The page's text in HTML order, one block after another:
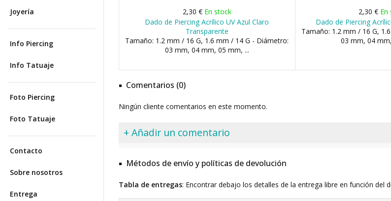
Joyería
Info Piercing
Info Tatuaje
Foto Piercing
Foto Tatuaje
Contacto
Sobre nosotros
Entrega
2,30 € En stock
Dado de Piercing Acrílico UV Azul Claro
Transparente
Tamaño: 1.2 mm / 16 G, 1.6 mm / 14 G - Diámetro:
03 mm, 04 mm, 05 mm, ...
2,30 € En
Dado de Piercing
Tamaño: 1.2 mm / 16 G,
03 mm, 04
Comentarios (0)
Ningún cliente comentarios en este momento.
+ Añadir un comentario
Métodos de envío y políticas de devolución
Tabla de entregas: Encontrar debajo los detalles de la entrega libre en función del